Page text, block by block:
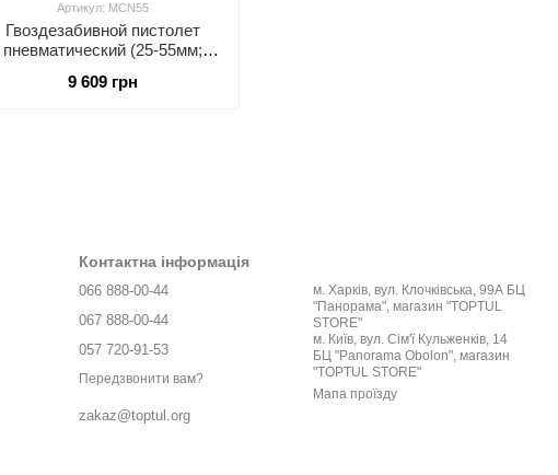
Артикул: MCN55
Гвоздезабивной пистолет
пневматический (25-55мм;
градусов)
9 609 грн
Контактна інформація
066 888-00-44
067 888-00-44
057 720-91-53
Передзвонити вам?
zakaz@toptul.org
м. Харків, вул. Клочківська, 99А БЦ
"Панорама", магазин "TOPTUL
STORE"
м. Київ, вул. Сім'ї Кульженків, 14
БЦ "Panorama Obolon", магазин
"TOPTUL STORE"
Мапа проїзду